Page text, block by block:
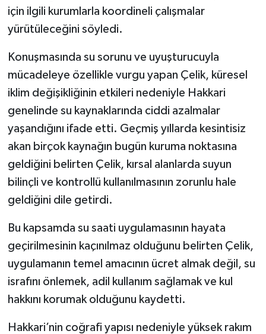
için ilgili kurumlarla koordineli çalışmalar
yürütüleceğini söyledi.
Konuşmasında su sorunu ve uyuşturucuyla
mücadeleye özellikle vurgu yapan Çelik, küresel
iklim değişikliğinin etkileri nedeniyle Hakkari
genelinde su kaynaklarında ciddi azalmalar
yaşandığını ifade etti. Geçmiş yıllarda kesintisiz
akan birçok kaynağın bugün kuruma noktasına
geldiğini belirten Çelik, kırsal alanlarda suyun
bilinçli ve kontrollü kullanılmasının zorunlu hale
geldiğini dile getirdi.
Bu kapsamda su saati uygulamasının hayata
geçirilmesinin kaçınılmaz olduğunu belirten Çelik,
uygulamanın temel amacının ücret almak değil, su
israfını önlemek, adil kullanım sağlamak ve kul
hakkını korumak olduğunu kaydetti.
Hakkari’nin coğrafi yapısı nedeniyle yüksek rakım